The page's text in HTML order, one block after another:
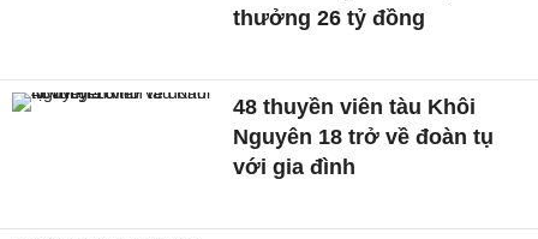
thưởng 26 tỷ đồng
48 thuyền viên tàu Khôi
Nguyên 18 trở về đoàn tụ
với gia đình